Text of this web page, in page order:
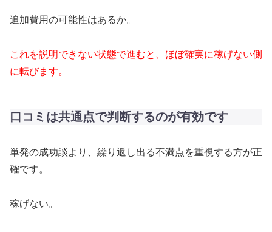
追加費用の可能性はあるか。
これを説明できない状態で進むと、ほぼ確実に稼げない側
に転びます。
口コミは共通点で判断するのが有効です
単発の成功談より、繰り返し出る不満点を重視する方が正
確です。
稼げない。